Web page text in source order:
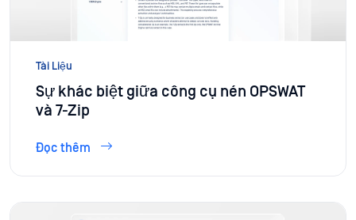
Tài Liệu
Sự khác biệt giữa công cụ nén OPSWAT
và 7-Zip
Đọc thêm